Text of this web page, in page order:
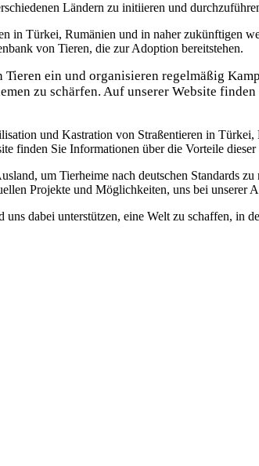
Ländern zu initiieren und
in Türkei, Rumänien und in naher zukünftigen
von Tieren, die zur Adoption bereitstehen.
ein und organisieren regelmäßig
zu schärfen. Auf unserer Website
und Kastration von Straßentieren in
finden Sie Informationen über die Vorteile
um Tierheime nach deutschen Standards
Projekte und Möglichkeiten, uns bei unserer
dabei unterstützen, eine Welt zu schaffen, in